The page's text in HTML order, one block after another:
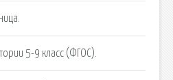
5-9 класс (ФГОС).